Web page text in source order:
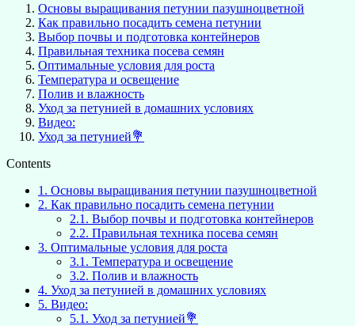
Основы выращивания петунии пазушноцветной
Как правильно посадить семена петунии
Выбор почвы и подготовка контейнеров
Правильная техника посева семян
Оптимальные условия для роста
Температура и освещение
Полив и влажность
Уход за петунией в домашних условиях
Видео:
Уход за петунией💐
Contents
1. Основы выращивания петунии пазушноцветной
2. Как правильно посадить семена петунии
2.1. Выбор почвы и подготовка контейнеров
2.2. Правильная техника посева семян
3. Оптимальные условия для роста
3.1. Температура и освещение
3.2. Полив и влажность
4. Уход за петунией в домашних условиях
5. Видео:
5.1. Уход за петунией💐